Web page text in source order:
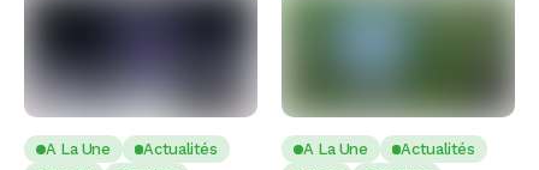
A La Une
Actualités
A La Une
Actualités